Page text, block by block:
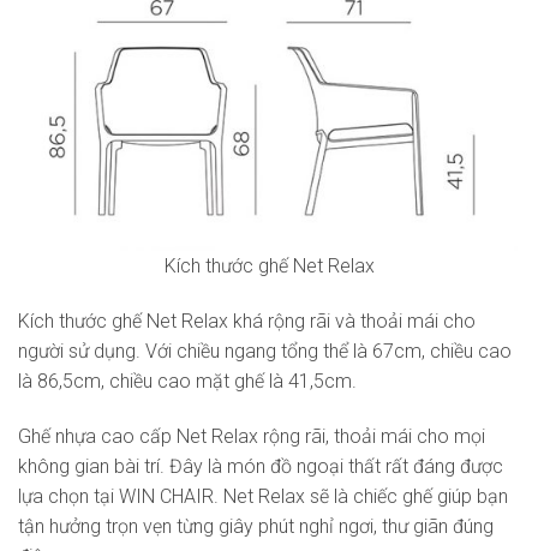
Kích thước ghế Net Relax
Kích thước ghế Net Relax khá rộng rãi và thoải mái cho
người sử dụng. Với chiều ngang tổng thể là 67cm, chiều cao
là 86,5cm, chiều cao mặt ghế là 41,5cm.
Ghế nhựa cao cấp Net Relax rộng rãi, thoải mái cho mọi
không gian bài trí. Đây là món đồ ngoại thất rất đáng được
lựa chọn tại WIN CHAIR. Net Relax sẽ là chiếc ghế giúp bạn
tận hưởng trọn vẹn từng giây phút nghỉ ngơi, thư giãn đúng